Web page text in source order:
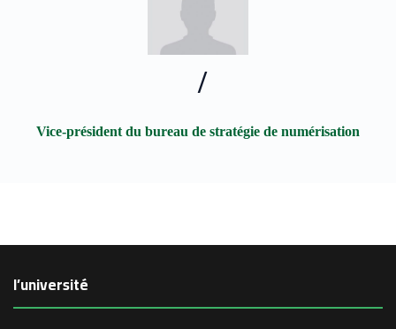
/
Vice-président du bureau de stratégie de numérisation
l’université